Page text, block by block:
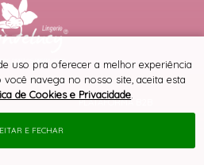
PLATAFORMA B2B
DIREITOS RESERVADOS
uso pra oferecer a melhor experiência
navega no nosso site, aceita esta
de Cookies e Privacidade
E FECHAR